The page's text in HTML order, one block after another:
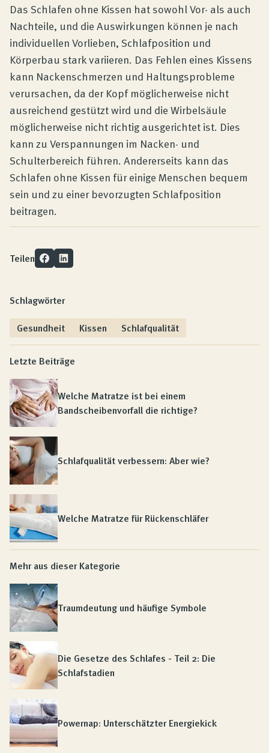
Das Schlafen ohne Kissen hat sowohl Vor- als auch
Nachteile, und die Auswirkungen können je nach
individuellen Vorlieben, Schlafposition und
Körperbau stark variieren. Das Fehlen eines Kissens
kann Nackenschmerzen und Haltungsprobleme
verursachen, da der Kopf möglicherweise nicht
ausreichend gestützt wird und die Wirbelsäule
möglicherweise nicht richtig ausgerichtet ist. Dies
kann zu Verspannungen im Nacken- und
Schulterbereich führen. Andererseits kann das
Schlafen ohne Kissen für einige Menschen bequem
sein und zu einer bevorzugten Schlafposition
beitragen.
Teilen
Schlagwörter
Gesundheit
Kissen Schlafqualität
Letzte Beiträge
Welche Matratze ist bei einem
Bandscheibenvorfall die richtige?
Schlafqualität verbessern: Aber wie?
Welche Matratze für Rückenschläfer
Mehr aus dieser Kategorie
Traumdeutung und häufige Symbole
Die Gesetze des Schlafes - Teil 2: Die
Schlafstadien
Powernap: Unterschätzter Energiekick